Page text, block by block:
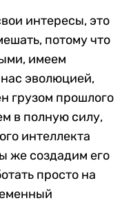
интересы, это
потому что
имеем
эволюцией,
грузом прошлого
в полную силу,
интеллекта
же создадим его
просто на